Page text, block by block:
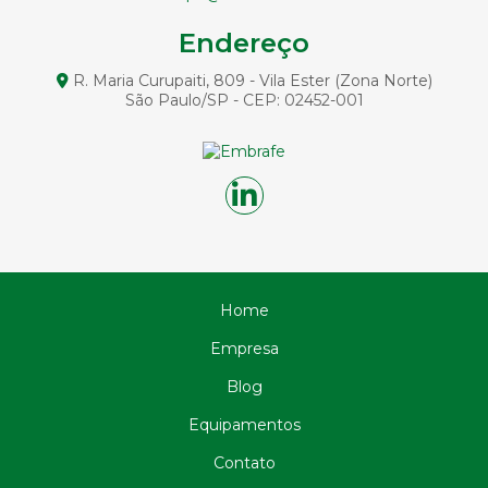
Circulação Reversa na Perfuração: Entenda sua
Importância e Aplicações
Circulação Reversa na Perfuração: Otimize Seus Projetos
Circulação Reversa na Perfuração: Vantagens e
Circulação reversa perfuração: o que é e como funciona
Como a Fundação de Pontes e Viadutos Garante
Como a Perfuração de Estacas Transforma Projetos de
Como Construir Fundações em Terrenos com Água de
Endereço
R. Maria Curupaiti, 809 - Vila Ester (Zona Norte)
São Paulo/SP - CEP: 02452-001
Home
Empresa
Blog
Equipamentos
Contato